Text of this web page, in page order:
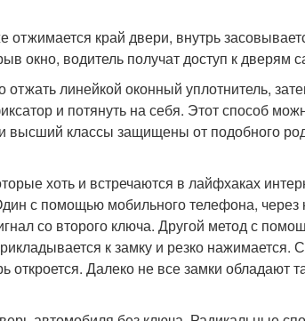
край двери, внутрь
окно, водитель получат доступ к дверям
линейкой оконный уплотнитель,
и потянуть на себя. Этот способ
высший классы защищены от подобного
хоть и встречаются в лайфхаках
с помощью мобильного телефона, через
со второго ключа. Другой метод с
к замку и резко нажимается.
откроется. Далеко не все замки обладают